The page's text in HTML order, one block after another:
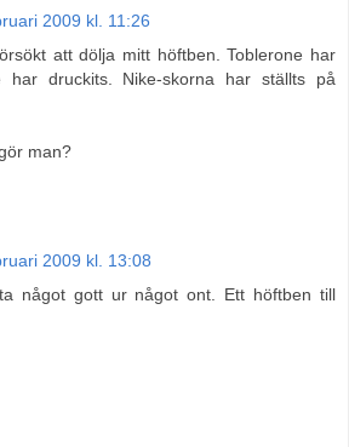
2009 kl. 11:26
att dölja mitt höftben. Toblerone har
har druckits. Nike-skorna har ställts på
man?
2009 kl. 13:08
något gott ur något ont. Ett höftben till